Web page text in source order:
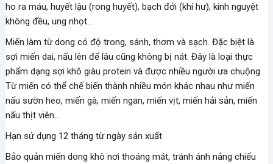
ho ra máu, huyết lậu (rong huyết), bạch đới (khí hư), kinh nguyệt
không đều, ung nhọt…
Miến làm từ dong có độ trong, sánh, thơm và sạch. Đặc biệt là
sợi miến dai, nấu lên để lâu cũng không bị nát. Đây là loại thực
phẩm dạng sợi khô giàu protein và được nhiều người ưa chuộng.
Từ miến có thể chế biến thành nhiều món khác nhau như miến
nấu sườn heo, miến gà, miến ngan, miến vịt, miến hải sản, miến
nấu thịt viên…
Hạn sử dụng 12 tháng từ ngày sản xuất
Bảo quản miến dong khô nơi thoáng mát, tránh ánh nắng chiếu